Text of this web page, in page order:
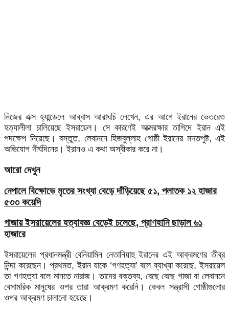
নিজের এক্স হ্যান্ডেলে আব্বাস আরাঘচি লেখেন, এর আগে ইরানের ভেতরেও
হত্যালীলা চালিয়েছে ইসরায়েল। সে কারণেই আত্মরক্ষার তাগিদে ইরান এই
পদক্ষেপ নিয়েছে। বস্তুত, লেবাননে হিজবুল্লাহ গোষ্ঠী ইরানের মদতপুষ্ট, এই
অভিযোগ দীর্ঘদিনের। ইরানও এ কথা অস্বীকার করে না।
আরো দেখুন
নেপালে বিক্ষোভে মৃতের সংখ্যা বেড়ে দাঁড়িয়েছে ৫১, পলাতক ১২ হাজার
৫৩৩ কয়েদি
গাজায় ইসরায়েলের হত্যাযজ্ঞ বেড়েই চলেছে, প্রাণহানি ছাড়াল ৬১
হাজারে
ইসরায়েলের প্রধানমন্ত্রী বেনিয়ামিন নেতানিয়াহু ইরানের এই আক্রমণের তীব্র
নিন্দা করেছেন। প্রথমত, ইরান যাকে ‘গণহত্যা’ বলে ব্যাখ্যা করেছে, ইসরায়েল
তা গণহত্যা বলে মানতে নারাজ। তাদের বক্তব্য, বেছে বেছে গাজা বা লেবাননে
বেসামরিক মানুষের ওপর তারা আক্রমণ করেনি। কেবল সন্ত্রাসী গোষ্ঠীগুলোর
ওপর আক্রমণ চালানো হয়েছে।